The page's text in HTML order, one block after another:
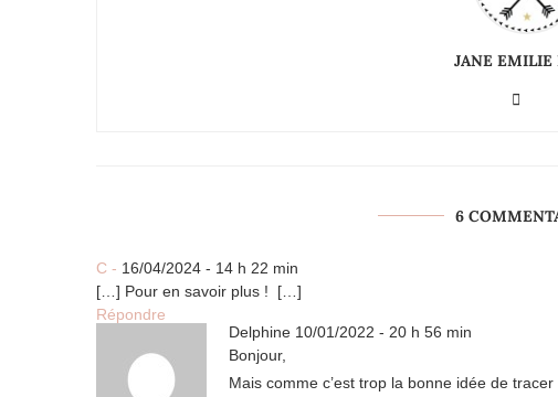
JANE EMILIE
6
C - 16/04/2024 - 14 h 22 min
[…] Pour en savoir plus ! […]
Répondre
Delphine 10/01/2022 - 20 h 56 min
Bonjour,
Mais comme c’est trop la bonne idée de